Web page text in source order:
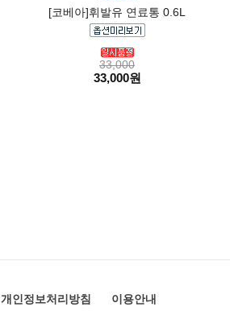
[코베아]휘발유 연료통 0.6L
33,000
33,000원
개인정보처리방침 이용안내